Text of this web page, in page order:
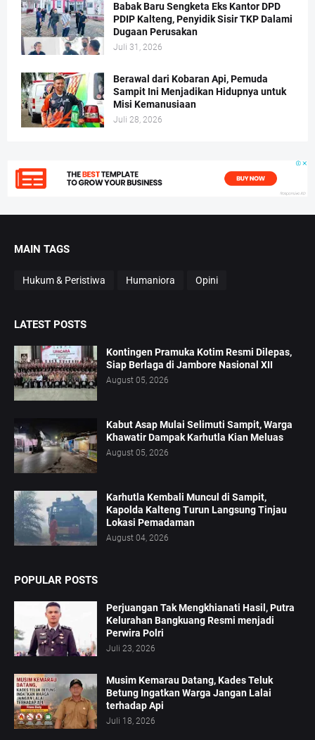
Babak Baru Sengketa Eks Kantor DPD
PDIP Kalteng, Penyidik Sisir TKP Dalami
Dugaan Perusakan
Juli 31, 2026
Berawal dari Kobaran Api, Pemuda
Sampit Ini Menjadikan Hidupnya untuk
Misi Kemanusiaan
Juli 28, 2026
MAIN TAGS
Hukum & Peristiwa Humaniora Opini
LATEST POSTS
Kontingen Pramuka Kotim Resmi Dilepas,
Siap Berlaga di Jambore Nasional XII
August 05, 2026
Kabut Asap Mulai Selimuti Sampit, Warga
Khawatir Dampak Karhutla Kian Meluas
August 05, 2026
Karhutla Kembali Muncul di Sampit,
Kapolda Kalteng Turun Langsung Tinjau
Lokasi Pemadaman
August 04, 2026
POPULAR POSTS
Perjuangan Tak Mengkhianati Hasil, Putra
Kelurahan Bangkuang Resmi menjadi
Perwira Polri
Juli 23, 2026
Musim Kemarau Datang, Kades Teluk
Betung Ingatkan Warga Jangan Lalai
terhadap Api
Juli 18, 2026